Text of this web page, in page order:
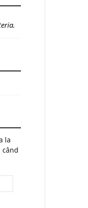
la